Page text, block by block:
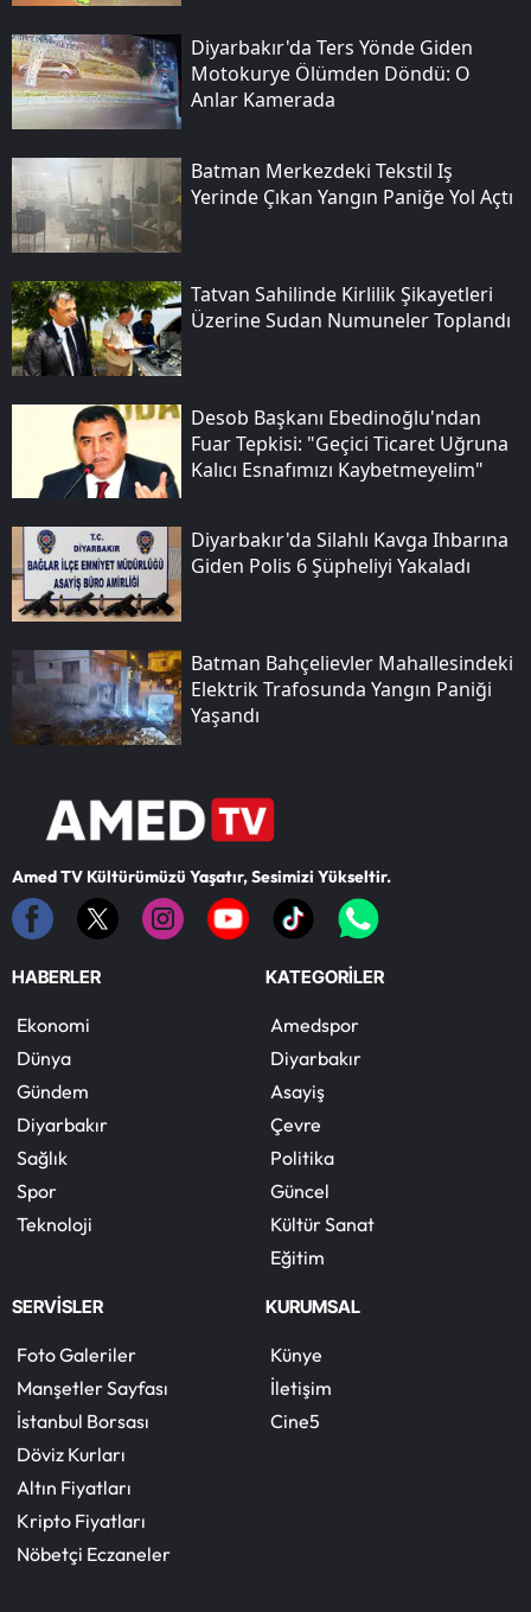
Diyarbakır'da Ters Yönde Giden
Motokurye Ölümden Döndü: O
Anlar Kamerada
Batman Merkezdeki Tekstil Iş
Yerinde Çıkan Yangın Paniğe Yol Açtı
Tatvan Sahilinde Kirlilik Şikayetleri
Üzerine Sudan Numuneler Toplandı
Desob Başkanı Ebedinoğlu'ndan
Fuar Tepkisi: "geçici Ticaret Uğruna
Kalıcı Esnafımızı Kaybetmeyelim"
Diyarbakır'da Silahlı Kavga Ihbarına
Giden Polis 6 Şüpheliyi Yakaladı
Batman Bahçelievler Mahallesindeki
Elektrik Trafosunda Yangın Paniği
Yaşandı
Amed TV Kültürümüzü Yaşatır, Sesimizi Yükseltir.
HABERLER
Ekonomi
Dünya
Gündem
Diyarbakır
Sağlık
Spor
Teknoloji
KATEGORİLER
Amedspor
Diyarbakır
Asayiş
Çevre
Politika
Güncel
Kültür Sanat
Eğitim
SERVİSLER
Foto Galeriler
Manşetler Sayfası
İstanbul Borsası
Döviz Kurları
Altın Fiyatları
Kripto Fiyatları
Nöbetçi Eczaneler
KURUMSAL
Künye
İletişim
Cine5